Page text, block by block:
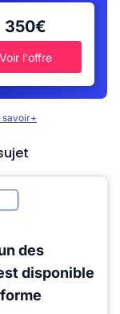
350€
Voir l'offre
savoir+
des
disponible